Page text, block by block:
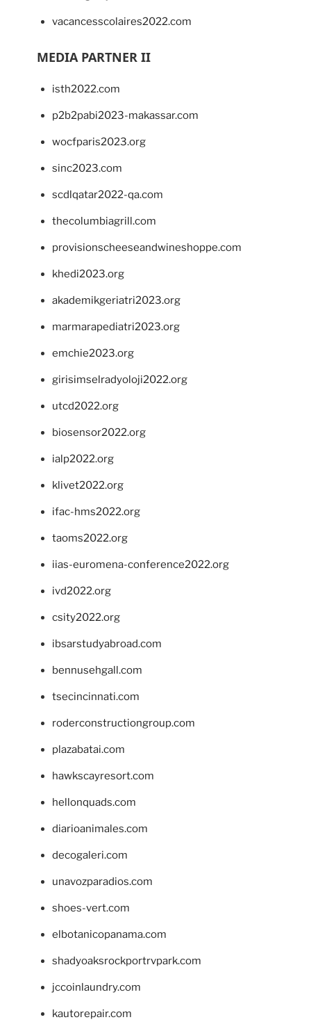
vacancesscolaires2022.com
MEDIA PARTNER II
isth2022.com
p2b2pabi2023-makassar.com
wocfparis2023.org
sinc2023.com
scdlqatar2022-qa.com
thecolumbiagrill.com
provisionscheeseandwineshoppe.com
khedi2023.org
akademikgeriatri2023.org
marmarapediatri2023.org
emchie2023.org
girisimselradyoloji2022.org
utcd2022.org
biosensor2022.org
ialp2022.org
klivet2022.org
ifac-hms2022.org
taoms2022.org
iias-euromena-conference2022.org
ivd2022.org
csity2022.org
ibsarstudyabroad.com
bennusehgall.com
tsecincinnati.com
roderconstructiongroup.com
plazabatai.com
hawkscayresort.com
hellonquads.com
diarioanimales.com
decogaleri.com
unavozparadios.com
shoes-vert.com
elbotanicopanama.com
shadyoaksrockportrvpark.com
jccoinlaundry.com
kautorepair.com